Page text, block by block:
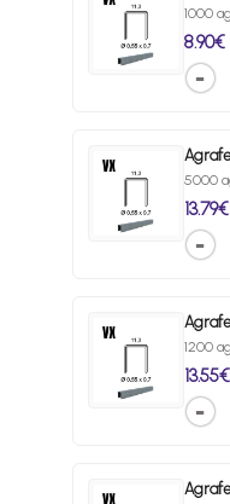
1000
8.90€
5000
1200